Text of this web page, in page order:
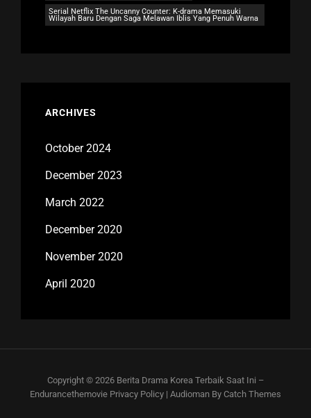
Serial Netflix The Uncanny Counter: K-drama Memasuki
Wilayah Baru Dengan Saga Melawan Iblis Yang Penuh Warna
ARCHIVES
October 2024
December 2023
March 2022
December 2020
November 2020
April 2020
Copyright © 2026 Berita Drama Korea Terbaik Saat Ini –
Endurancethemovie Privacy Policy | Audioman By Catch Themes